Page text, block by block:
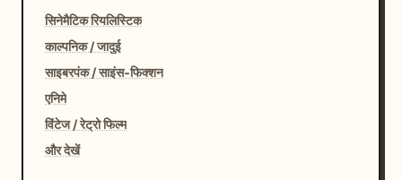
सिनेमैटिक रियलिस्टिक
काल्पनिक / जादुई
साइबरपंक / साइंस-फिक्शन
एनिमे
विंटेज / रेट्रो फिल्म
और देखें